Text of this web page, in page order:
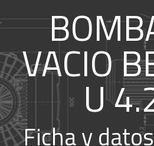
VACIO
U
Ficha y